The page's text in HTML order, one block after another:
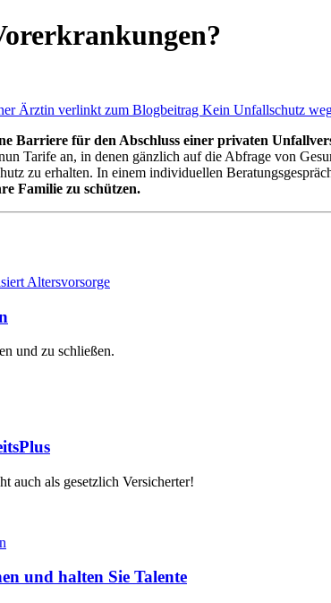
Barriere für den Abschluss einer privaten
Tarife an, in denen gänzlich auf die Abfrage von
zu erhalten. In einem individuellen
Familie zu schützen.
und zu schließen.
auch als gesetzlich Versicherter!
und halten Sie Talente